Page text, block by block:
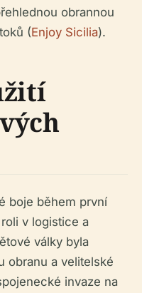
obrannou
(Enjoy Sicilia).
boje během první
v logistice a
války byla
obranu a velitelské
invaze na